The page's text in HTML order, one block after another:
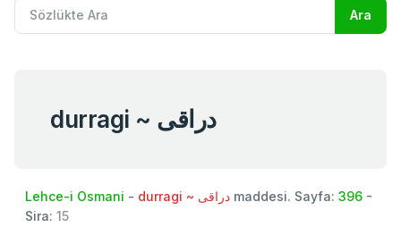
durragi ~ دراقی
Lehce-i Osmani - durragi ~ دراقی maddesi. Sayfa: 396 -
Sira: 15